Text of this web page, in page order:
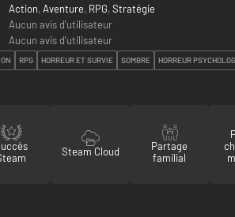
Action, Aventure, RPG, Stratégie
Aucun avis d'utilisateur
Aucun avis d'utilisateur
RPG HORREUR ET SURVIE SOMBRE HORREUR
Steam Cloud
Partage
familial